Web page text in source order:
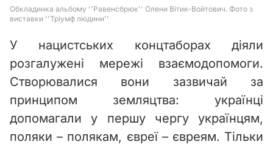
У нацистських концтаборах діяли
розгалужені мережі взаємодопомоги.
Створювалися вони зазвичай за
принципом земляцтва: українці
допомагали у першу чергу українцям,
поляки – полякам, євреї – євреям. Тільки